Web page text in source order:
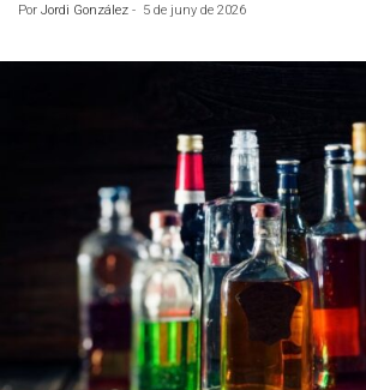
Por Jordi González - 5 de juny de 2026